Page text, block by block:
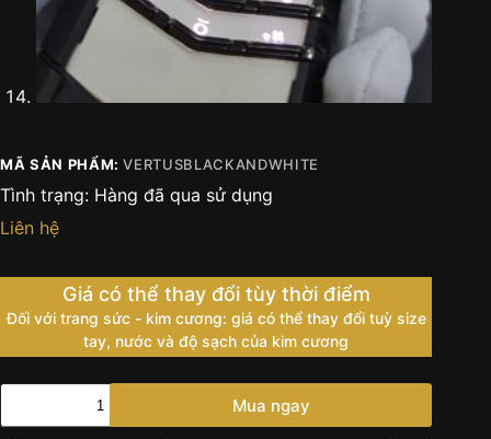
MÃ SẢN PHẨM:VERTUSBLACKANDWHITE
Tình trạng: Hàng đã qua sử dụng
Liên hệ
Giá có thể thay đổi tùy thời điểm
Đối với trang sức - kim cương: giá có thể thay đổi tuỳ size
tay, nước và độ sạch của kim cương
Vertu
Mua ngay